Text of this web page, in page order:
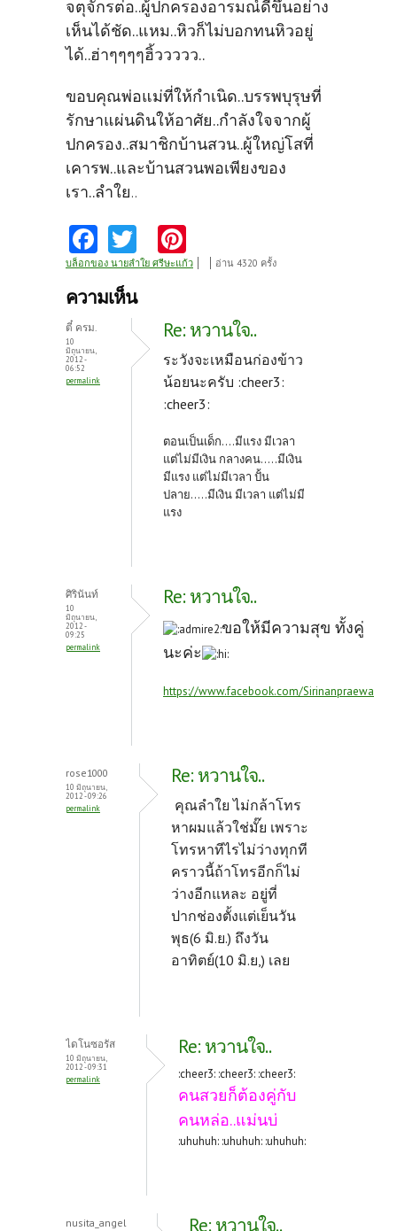
จตุจักรต่อ..ผู้ปกครองอารมณ์ดีขึ้นอย่าง
เห็นได้ชัด..แหม..หิวก็ไม่บอกทนหิวอยู่
ได้..ฮ่าๆๆๆๆฮิ้ววววว..
ขอบคุณพ่อแม่ที่ให้กำเนิด..บรรพบุรุษที่
รักษาแผ่นดินให้อาศัย..กำลังใจจากผู้
ปกครอง..สมาชิกบ้านสวน..ผู้ใหญ่โสที่
เคารพ..และบ้านสวนพอเพียงของ
เรา..ลำใย..
Fa
ce
b
k
w
itt
nt
es
t
บล็อกของ นายลำใย ศรีษะแก้ว อ่าน 4320 ครั้ง
ความเห็น
ตี๋ ครม.
10
มิถุนายน,
2012 -
06:52
permalink
Re: หวานใจ..
ระวังจะเหมือนก่องข้าว
น้อยนะครับ :cheer3:
:cheer3:
ตอนเป็นเด็ก....มีแรง มีเวลา
แต่ไม่มีเงิน กลางคน.....มีเงิน
มีแรง แต่ไม่มีเวลา ปั้น
ปลาย.....มีเงิน มีเวลา แต่ไม่มี
แรง
ศิรินันท์
10
มิถุนายน,
2012 -
09:25
permalink
Re: หวานใจ..
ขอให้มีความสุข ทั้งคู่
นะค่ะ
https://www.facebook.com/Sirinanpraewa
rose1000
10 มิถุนายน,
2012 - 09:26
permalink
Re: หวานใจ..
คุณลำใย ไม่กล้าโทร
หาผมแล้วใช่มั๊ย เพราะ
โทรหาทีไรไม่ว่างทุกที
คราวนี้ถ้าโทรอีกก็ไม่
ว่างอีกแหละ อยู่ที่
ปากช่องตั้งแต่เย็นวัน
พุธ(6 มิ.ย.) ถึงวัน
อาทิตย์(10 มิ.ย,) เลย
ไดโนซอรัส
10 มิถุนายน,
2012 - 09:31
permalink
Re: หวานใจ..
:cheer3: :cheer3: :cheer3:
คนสวยก็ต้องคู่กับ
คนหล่อ..แม่นบ่
:uhuhuh: :uhuhuh: :uhuhuh:
nusita_angel Re: หวานใจ..